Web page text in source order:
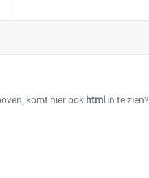
komt hier ook html in te zien?